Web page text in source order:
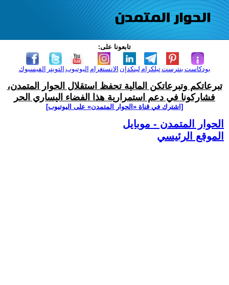
تابعونا على:
الفيسبوك التويتر اليوتيوب الانستغرام لينكدإن تيلكرامبنترست بودكاست
تبرعاتكم وتبرعاتكن المالية تحفظ استقلال الحوار المتمدن،
فشاركونا في دعم استمرارية هذا الفضاء اليساري الحر
[اشترك في قناة ‫«الحوار المتمدن» على اليوتيوب]
الحوار المتمدن - موبايل
الموقع الرئيسي